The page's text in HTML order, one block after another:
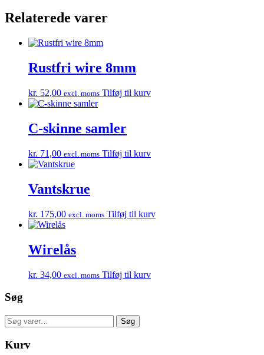
Relaterede varer
Rustfri wire 8mm
kr. 52,00 excl. moms Tilføj til kurv
C-skinne samler
kr. 71,00 excl. moms Tilføj til kurv
Vantskrue
kr. 175,00 excl. moms Tilføj til kurv
Wirelås
kr. 34,00 excl. moms Tilføj til kurv
Søg
Søg
efter:
Søg
Kurv